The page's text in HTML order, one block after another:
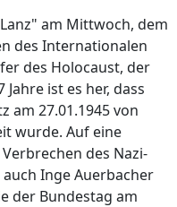
am Mittwoch, dem
des Internationalen
des Holocaust, der
ist es her, dass
am 27.01.1945 von
wurde. Auf eine
des Nazi-
Inge Auerbacher
der Bundestag am